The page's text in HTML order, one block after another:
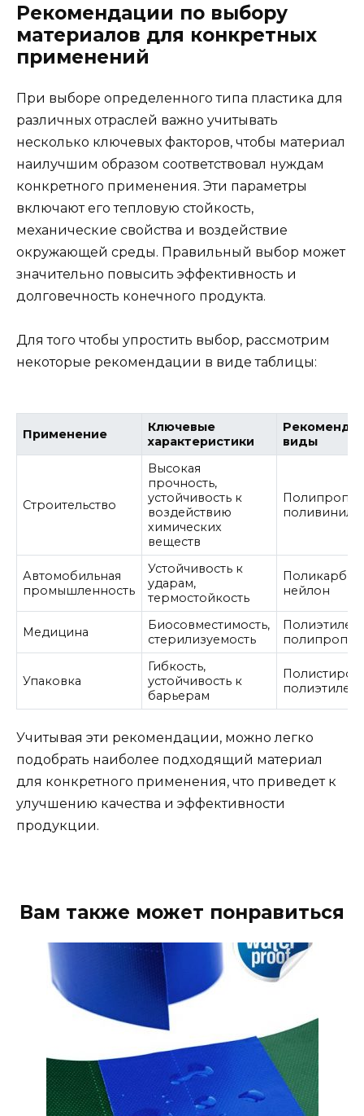
Рекомендации по выбору
материалов для конкретных
применений
При выборе определенного типа пластика для
различных отраслей важно учитывать
несколько ключевых факторов, чтобы материал
наилучшим образом соответствовал нуждам
конкретного применения. Эти параметры
включают его тепловую стойкость,
механические свойства и воздействие
окружающей среды. Правильный выбор может
значительно повысить эффективность и
долговечность конечного продукта.
Для того чтобы упростить выбор, рассмотрим
некоторые рекомендации в виде таблицы:
Применение
Ключевые
характеристики
виды
Строительство
Высокая
прочность,
устойчивость к
воздействию
химических
веществ
Автомобильная
промышленность
Устойчивость к
ударам,
термостойкость
нейлон
Медицина
Биосовместимость,
стерилизуемость
Полиэтилен,
Упаковка
Гибкость,
устойчивость к
барьерам
Полистирол,
полиэтилен
Учитывая эти рекомендации, можно легко
подобрать наиболее подходящий материал
для конкретного применения, что приведет к
улучшению качества и эффективности
продукции.
Вам также может понравиться